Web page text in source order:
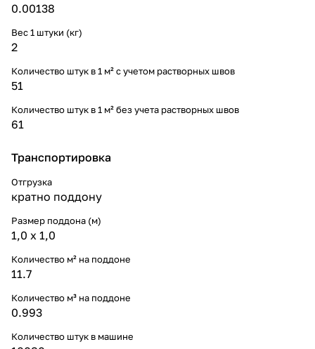
0.00138
Вес 1 штуки (кг)
2
Количество штук в 1 м² с учетом растворных швов
51
Количество штук в 1 м² без учета растворных швов
61
Транспортировка
Отгрузка
кратно поддону
Размер поддона (м)
1,0 х 1,0
Количество м² на поддоне
11.7
Количество м³ на поддоне
0.993
Количество штук в машине